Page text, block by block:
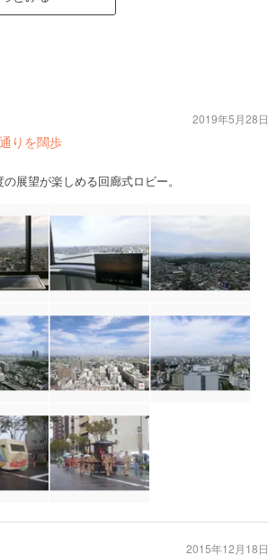
りを闊歩
展望が楽しめる回廊式ロビー。
2019年5月28日
2015年12月18日